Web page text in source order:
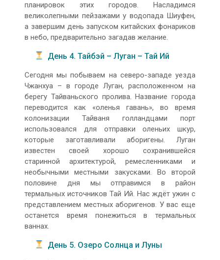
планировок этих городов. Насладимся
великолепными пейзажами у водопада Шиуфен,
а завершим день запуском китайских фонариков
в небо, предварительно загадав желание.
День 4. Тайбэй – Луган – Тай Ий
Сегодня мы побываем на северо-западе уезда
Чжанхуа – в городе Луган, расположенном на
берегу Тайваньского пролива. Название города
переводится как «оленья гавань», во время
колонизации Тайваня голландцами порт
использовался для отправки оленьих шкур,
которые заготавливали аборигены. Луган
известен своей хорошо сохранившейся
старинной архитектурой, ремесленниками и
необычными местными закусками. Во второй
половине дня мы отправимся в район
термальных источников Тай Ий. Нас ждёт ужин с
представлением местных аборигенов. У вас еще
останется время понежиться в термальных
ваннах.
День 5. Озеро Солнца и Луны